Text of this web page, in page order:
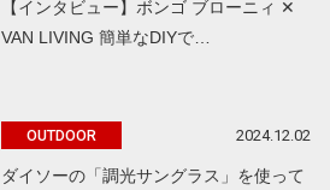
【インタビュー】ボンゴ ブローニィ ✕
VAN LIVING 簡単なDIYで…
OUTDOOR 2024.12.02
ダイソーの「調光サングラス」を使って